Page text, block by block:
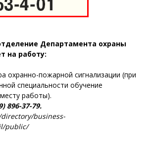
Департамента охраны
на работу:
охранно-пожарной сигнализации (при
специальности обучение
работы).
37-79.
business-
public/